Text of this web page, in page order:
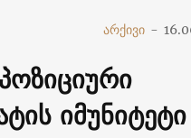
არქივი -
იმუნიტეტი